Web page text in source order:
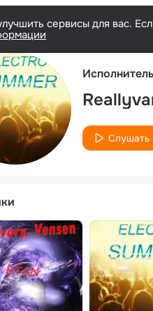
сервисы для вас.
Исполнитель
Слушать